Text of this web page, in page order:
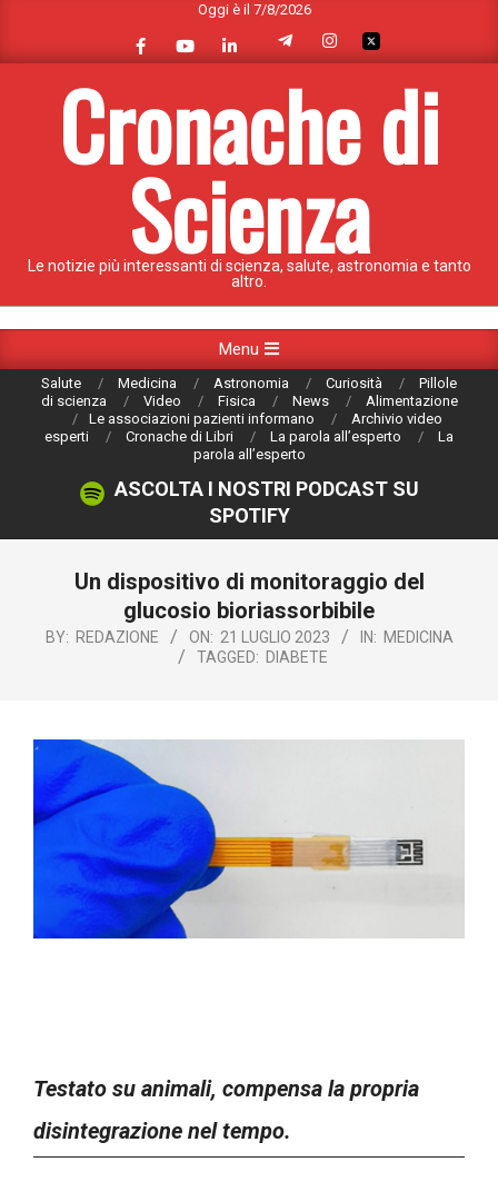
content
Oggi è il 7/8/2026
Cronache di
Scienza
Le notizie più interessanti di scienza, salute, astronomia e tanto
altro.
Navigation
Menu
Salute Medicina Astronomia Curiosità
Pillole
di scienza
Video Fisica News
Alimentazione
Le associazioni pazienti informano
Archivio video
esperti
Cronache di Libri La parola all’esperto
La
parola all’esperto
ASCOLTA I NOSTRI PODCAST SU
SPOTIFY
Un dispositivo di monitoraggio del
glucosio bioriassorbibile
BY: REDAZIONE ON: 21 LUGLIO 2023 IN: MEDICINA
TAGGED: DIABETE
Testato su animali, compensa la propria
disintegrazione nel tempo.